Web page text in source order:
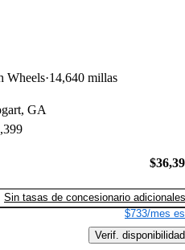
Wheels 14,640 millas
GA
Sin tasas de concesionario adicionales
$733/mes
Verif. disponibilidad